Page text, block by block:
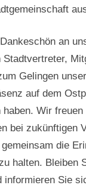
an
Stadtvertreter,
Gelingen
auf dem
haben. Wir
bei zukünftigen
die
halten. Bleiben
informieren Sie